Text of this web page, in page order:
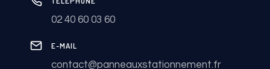
02 40 60 03 60
E-MAIL
contact@panneauxstationnement.fr